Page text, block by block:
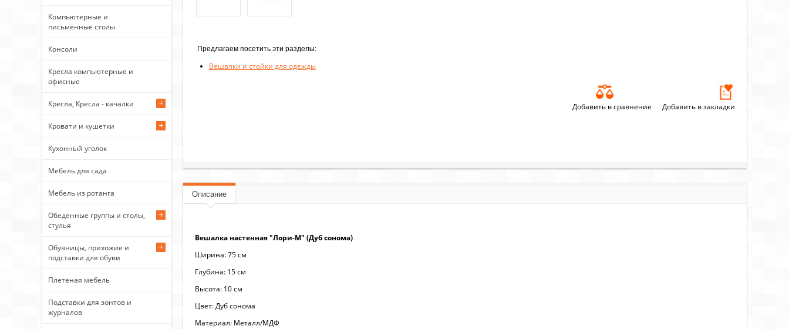
Компьютерные и
письменные столы
Консоли
Кресла компьютерные и
офисные
Кресла, Кресла - качалки
Кровати и кушетки
Кухонный уголок
Мебель для сада
Мебель из ротанга
Обеденные группы и столы,
стулья
Обувницы, прихожие и
подставки для обуви
Плетеная мебель
Подставки для зонтов и
журналов
Предлагаем посетить эти разделы:
Вешалки и стойки для одежды
Добавить в сравнение Добавить в закладки
Описание
Вешалка настенная "Лори-М" (Дуб сонома)
Ширина: 75 см
Глубина: 15 см
Высота: 10 см
Цвет: Дуб сонома
Материал: Металл/МДФ